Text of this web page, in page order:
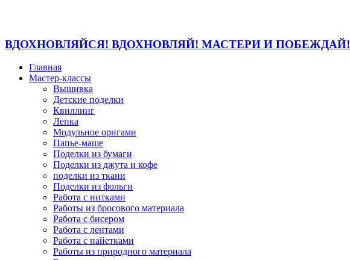
ВДОХНОВЛЯЙСЯ! ВДОХНОВЛЯЙ! МАСТЕРИ И ПОБЕЖДАЙ!
Главная
Мастер-классы
Вышивка
Детские поделки
Квиллинг
Лепка
Модульное оригами
Папье-маше
Поделки из бумаги
Поделки из джута и кофе
поделки из ткани
Поделки из фольги
Работа с нитками
Работы из бросового материала
Работа с бисером
Работа с лентами
Работа с пайетками
Работы из природного материала